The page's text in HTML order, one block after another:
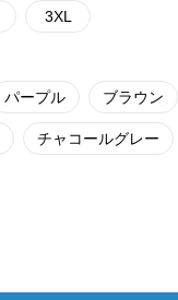
3XL
パープル ブラウン
チャコールグレー